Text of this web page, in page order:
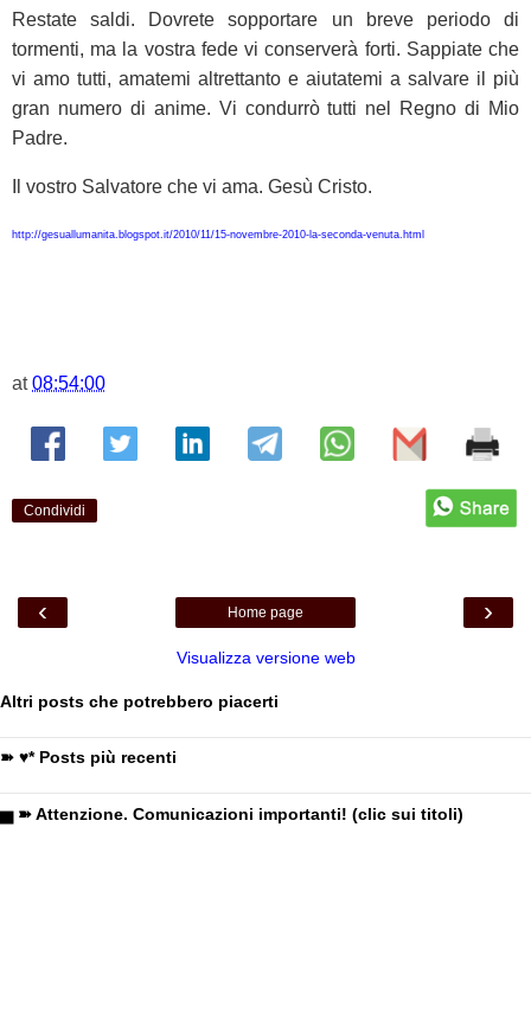
Restate saldi. Dovrete sopportare un breve periodo di
tormenti, ma la vostra fede vi conserverà forti. Sappiate che
vi amo tutti, amatemi altrettanto e aiutatemi a salvare il più
gran numero di anime. Vi condurrò tutti nel Regno di Mio
Padre.
Il vostro Salvatore che vi ama. Gesù Cristo.
http://gesuallumanita.blogspot.it/2010/11/15-novembre-2010-la-seconda-venuta.html
at08:54:00
Condividi
‹ ›
Home page
Visualizza versione web
Altri posts che potrebbero piacerti
➽ ♥* Posts più recenti
▅ ➽ Attenzione. Comunicazioni importanti! (clic sui titoli)